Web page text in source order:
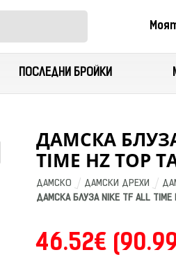
ПОСЛЕДНИ БРОЙКИ
ДАМСКА БЛУЗА
TIME HZ TOP
ДАМСКО ДАМСКИ ДРЕХИ
ДАМСКА БЛУЗА NIKE TF ALL TIME
46.52€